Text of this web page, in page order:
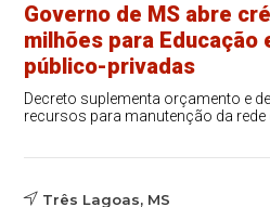
Governo de MS abre
milhões para Educação
público-privadas
Decreto suplementa orçamento e
recursos para manutenção da rede
Três Lagoas, MS